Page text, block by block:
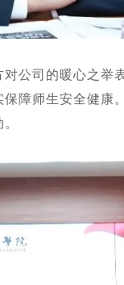
公司的暖心之举
障师生安全健康